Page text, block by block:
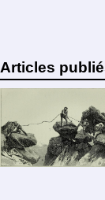
Articles